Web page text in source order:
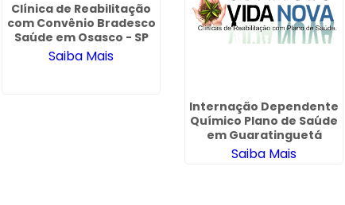
Clínica de Reabilitação
com Convênio Bradesco
Saúde em Osasco - SP
Saiba Mais
Internação Dependente
Químico Plano de Saúde
em Guaratinguetá
Saiba Mais